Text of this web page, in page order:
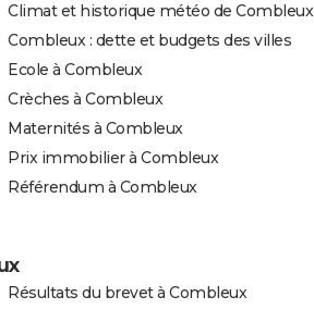
Climat et historique météo de Combleux
Combleux : dette et budgets des villes
Ecole à Combleux
Crèches à Combleux
Maternités à Combleux
Prix immobilier à Combleux
Référendum à Combleux
Résultats du brevet à Combleux